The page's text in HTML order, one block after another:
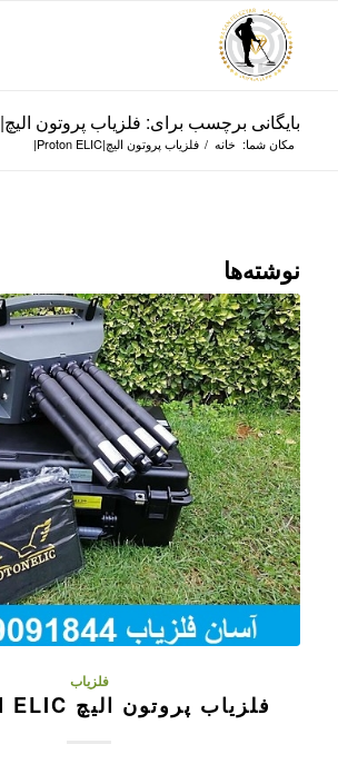
بایگانی برچسب برای: فلزیاب پروتون الیچ|Proton ELIC|
مکان شما: خانه / فلزیاب پروتون الیچ|Proton ELIC|
نوشته‌ها
فلزیاب
فلزیاب پروتون الیچ PROTON ELIC